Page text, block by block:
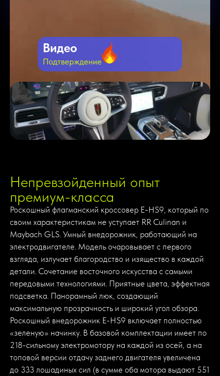
Видео
Подтверждение
Непревзойденный опыт
премиум-класса
Роскошный флагманский кроссовер E-HS9, который по
своим характеристикам не уступает RR Culinan и
Maybach GLS. Умный внедорожник, работающий на
электродвигателе. Модель очаровывает с первого
взгляда, излучает благородство и изящество в каждой
детали. Сочетание восточного искусства с самыми
передовыми технологиями. Приятные цвета, эффектная
подсветка. Панорамный люк, создающий
максимальную прозрачность и широкий угол обзора.
Роскошный внедорожник E-HS9 включает полностью
«зеленую» начинку. В базовой комплектации имеет по
218-сильному электромотору на каждой из осей, а на
топовой версии отдачу заднего двигателя увеличена
до 333 лошадиных сил (в сумме оба мотора выдают 551